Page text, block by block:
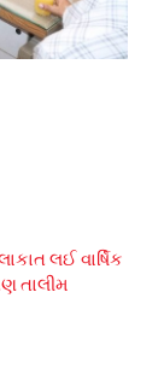
લઈ વાર્ષિક
તાલીમ